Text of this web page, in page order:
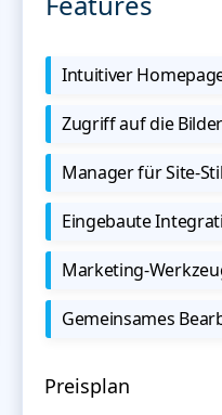
Intuitiver
Zugriff auf die
Manager für Site-
Eingebaute
Marketing-
Gemeinsames
Preisplan